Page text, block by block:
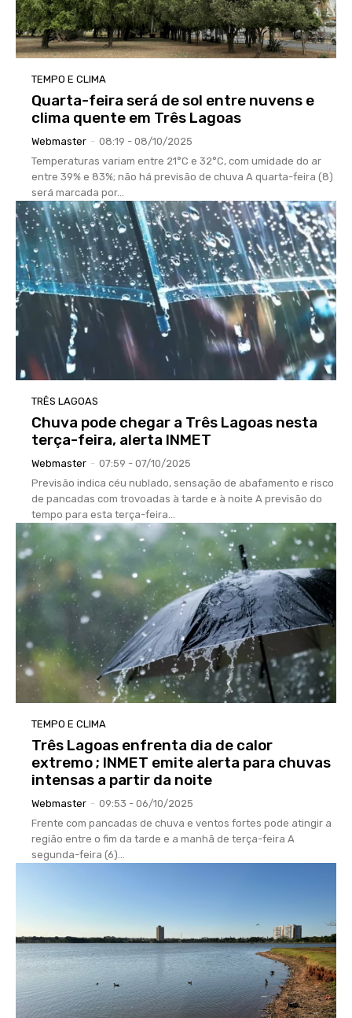
TEMPO E CLIMA
Quarta-feira será de sol entre nuvens e
clima quente em Três Lagoas
Webmaster - 08:19 - 08/10/2025
Temperaturas variam entre 21°C e 32°C, com umidade do ar
entre 39% e 83%; não há previsão de chuva A quarta-feira (8)
será marcada por...
TRÊS LAGOAS
Chuva pode chegar a Três Lagoas nesta
terça-feira, alerta INMET
Webmaster - 07:59 - 07/10/2025
Previsão indica céu nublado, sensação de abafamento e risco
de pancadas com trovoadas à tarde e à noite A previsão do
tempo para esta terça-feira...
TEMPO E CLIMA
Três Lagoas enfrenta dia de calor
extremo ; INMET emite alerta para chuvas
intensas a partir da noite
Webmaster - 09:53 - 06/10/2025
Frente com pancadas de chuva e ventos fortes pode atingir a
região entre o fim da tarde e a manhã de terça-feira A
segunda-feira (6)...